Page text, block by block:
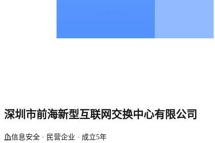
深圳市前海新型互联网交换中心有限公司
信息安全 · 民营企业 · 成立5年